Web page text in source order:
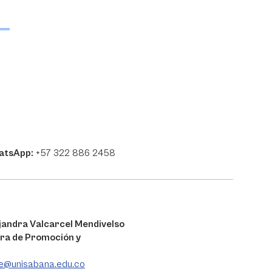
+57 322 886 2458
Valcarcel Mendivelso
de Promoción y